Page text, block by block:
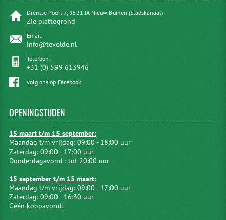
Drentse Poort 7, 9521 JA Nieuw Buinen (Stadskanaal)
Zie plattegrond
Email:
info@tevelde.nl
Telefoon:
+31 (0) 599 613946
volg ons op Facebook
OPENINGSTIJDEN
15 maart t/m 15 september:
Maandag t/m vrijdag: 09:00 - 18:00 uur
Zaterdag: 09:00 - 17:00 uur
Donderdagavond : tot 20:00 uur
15 september t/m 15 maart:
Maandag t/m vrijdag: 09:00 - 17:00 uur
Zaterdag: 09:00 - 16:30 uur
Géén koopavond!